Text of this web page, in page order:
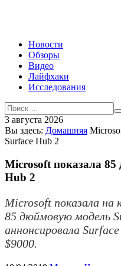
Новости
Обзоры
Видео
Лайфхаки
Исследования
3 августа 2026
Вы здесь: Домашняя
Surface Hub 2
Microsoft показала
Hub 2
Microsoft показала на
85 дюймовую модель
аннонсировала
$9000.